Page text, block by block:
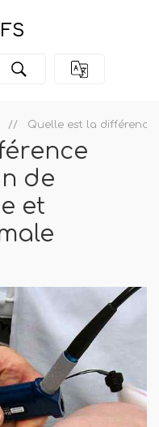
Quelle est la
de
et